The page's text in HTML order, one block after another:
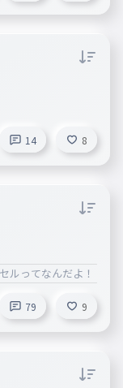
14 8
ルってなんだよ！
79 9